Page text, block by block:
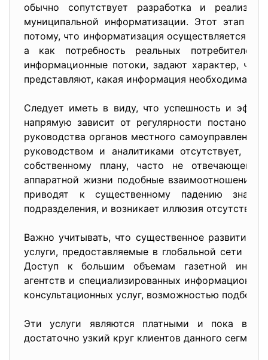
обычно сопутствует разработка и
муниципальной информатизации. Этот этап
потому, что информатизация осуществляется не
а как потребность реальных
информационные потоки, задают характер,
представляют, какая информация необходима
Следует иметь в виду, что успешность и
напрямую зависит от регулярности
руководства органов местного
руководством и аналитиками отсутствует,
собственному плану, часто не отвечающему
аппаратной жизни подобные взаимоотношения
приводят к существенному падению
подразделения, и возникает иллюзия
Важно учитывать, что существенное развитие
услуги, предоставляемые в глобальной сети
Доступ к большим объемам газетной
агентств и специализированных
консультационных услуг, возможностью
Эти услуги являются платными и пока
достаточно узкий круг клиентов данного